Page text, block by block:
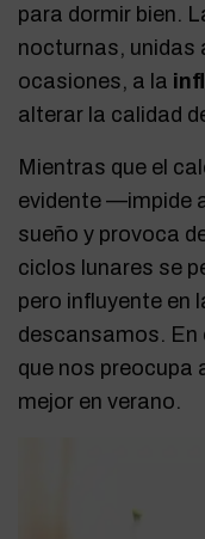
para dormir bien.
nocturnas, unidas
ocasiones, a la
alterar la calidad
Mientras que el
evidente —impide
sueño y provoca
ciclos lunares se
pero influyente en
descansamos.
que nos preocupa
mejor en verano.